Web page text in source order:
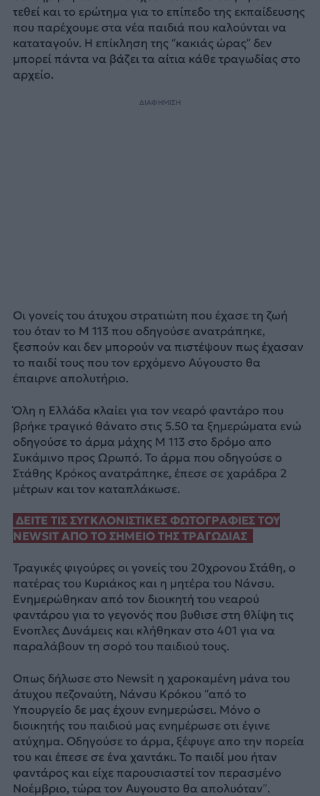
τεθεί και το ερώτημα για το επίπεδο της εκπαίδευσης
που παρέχουμε στα νέα παιδιά που καλούνται να
καταταγούν. Η επίκληση της “κακιάς ώρας” δεν
μπορεί πάντα να βάζει τα αίτια κάθε τραγωδίας στο
αρχείο.
ΔΙΑΦΗΜΙΣΗ
Οι γονείς του άτυχου στρατιώτη που έχασε τη ζωή
του όταν το M 113 που οδηγούσε ανατράπηκε,
ξεσπούν και δεν μπορούν να πιστέψουν πως έχασαν
το παιδί τους που τον ερχόμενο Αύγουστο θα
έπαιρνε απολυτήριο.
Όλη η Ελλάδα κλαίει για τον νεαρό φαντάρο που
βρήκε τραγικό θάνατο στις 5.50 τα ξημερώματα ενώ
οδηγούσε το άρμα μάχης Μ 113 στο δρόμο απο
Συκάμινο προς Ωρωπό. Το άρμα που οδηγούσε ο
Στάθης Κρόκος ανατράπηκε, έπεσε σε χαράδρα 2
μέτρων και τον καταπλάκωσε.
ΔΕΙΤΕ ΤΙΣ ΣΥΓΚΛΟΝΙΣΤΙΚΕΣ ΦΩΤΟΓΡΑΦΙΕΣ ΤΟΥ
NEWSIT ΑΠΟ ΤΟ ΣΗΜΕΙΟ ΤΗΣ ΤΡΑΓΩΔΙΑΣ
Τραγικές φιγούρες οι γονείς του 20χρονου Στάθη, ο
πατέρας του Κυριάκος και η μητέρα του Νάνσυ.
Ενημερώθηκαν από τον διοικητή του νεαρού
φαντάρου για το γεγονός που βυθισε στη θλίψη τις
Ενοπλες Δυνάμεις και κλήθηκαν στο 401 για να
παραλάβουν τη σορό του παιδιού τους.
Οπως δήλωσε στο Newsit η χαροκαμένη μάνα του
άτυχου πεζοναύτη, Νάνσυ Κρόκου “από το
Υπουργείο δε μας έχουν ενημερώσει. Μόνο ο
διοικητής του παιδιού μας ενημέρωσε οτι έγινε
ατύχημα. Οδηγούσε το άρμα, ξέφυγε απο την πορεία
του και έπεσε σε ένα χαντάκι. Το παιδί μου ήταν
φαντάρος και είχε παρουσιαστεί τον περασμένο
Νοέμβριο, τώρα τον Αυγουστο θα απολυόταν”.